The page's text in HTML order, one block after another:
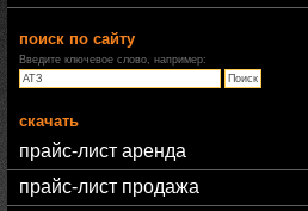
поиск по сайту
Введите ключевое слово, например:
скачать
прайс-лист аренда
прайс-лист продажа